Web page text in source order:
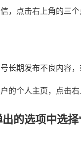
，点击右上角的三个
长期发布不良内容
的个人主页，点击右
的选项中选择